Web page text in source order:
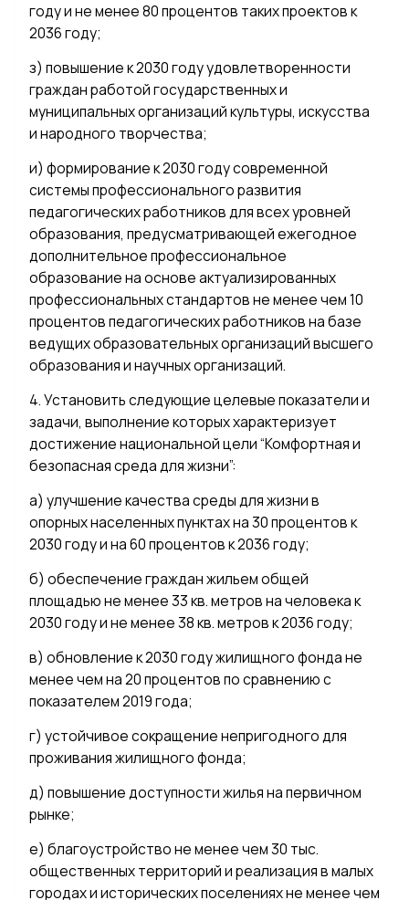
году и не менее 80 процентов таких проектов к
2036 году;
з) повышение к 2030 году удовлетворенности
граждан работой государственных и
муниципальных организаций культуры, искусства
и народного творчества;
и) формирование к 2030 году современной
системы профессионального развития
педагогических работников для всех уровней
образования, предусматривающей ежегодное
дополнительное профессиональное
образование на основе актуализированных
профессиональных стандартов не менее чем 10
процентов педагогических работников на базе
ведущих образовательных организаций высшего
образования и научных организаций.
4. Установить следующие целевые показатели и
задачи, выполнение которых характеризует
достижение национальной цели “Комфортная и
безопасная среда для жизни”:
а) улучшение качества среды для жизни в
опорных населенных пунктах на 30 процентов к
2030 году и на 60 процентов к 2036 году;
б) обеспечение граждан жильем общей
площадью не менее 33 кв. метров на человека к
2030 году и не менее 38 кв. метров к 2036 году;
в) обновление к 2030 году жилищного фонда не
менее чем на 20 процентов по сравнению с
показателем 2019 года;
г) устойчивое сокращение непригодного для
проживания жилищного фонда;
д) повышение доступности жилья на первичном
рынке;
е) благоустройство не менее чем 30 тыс.
общественных территорий и реализация в малых
городах и исторических поселениях не менее чем